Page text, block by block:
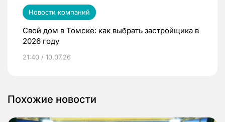
Новости компаний
Свой дом в Томске: как выбрать застройщика в
2026 году
21:40 / 10.07.26
Похожие новости